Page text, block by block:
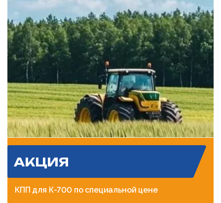
АКЦИЯ
КПП для К-700 по специальной цене